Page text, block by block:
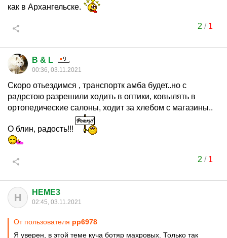
как в Архангельске.
2 / 1
B & L
00:36, 03.11.2021
Скоро отьездимся , транспортк амба будет..но с
радрстою разрешили ходить в оптики, ковылять в
ортопедические салоны, ходит за хлебом с магазины..
О блин, радость!!!
2 / 1
H HEME3
02:45, 03.11.2021
От пользователя pp6978
Я уверен, в этой теме куча ботяр махровых. Только так